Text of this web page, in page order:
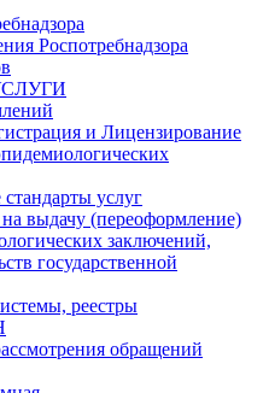
Роспотребнадзора
и Лицензирование
услуг
выдачу (переоформление)
заключений,
государственной
реестры
обращений